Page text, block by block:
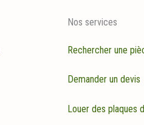
Nos services
Rechercher une
Demander un devis
Louer des plaques